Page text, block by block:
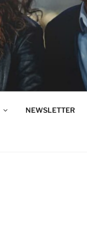
NEWSLETTER